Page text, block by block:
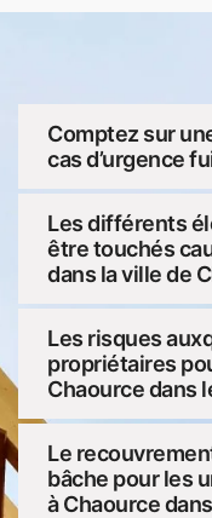
Comptez sur
cas d’urgence
Les différents
être touchés
dans la ville de
Les risques
propriétaires
Chaource dans
Le
bâche pour les
à Chaource